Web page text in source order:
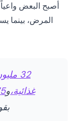
أصبح البعض
المرض، بينما
32
غذائية،و75%